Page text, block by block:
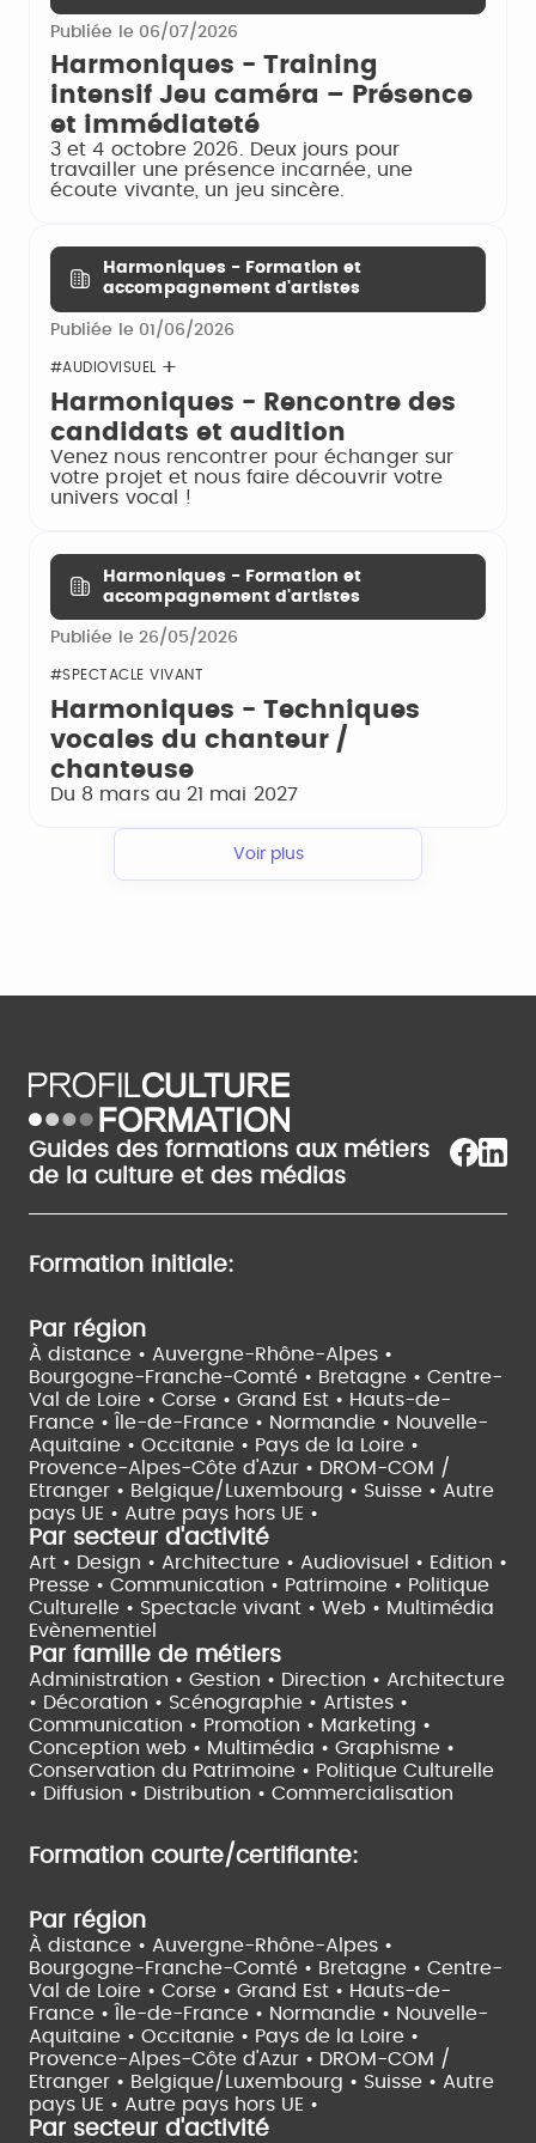
Publiée le 06/07/2026
Harmoniques - Training
intensif Jeu caméra – Présence
et immédiateté
3 et 4 octobre 2026. Deux jours pour
travailler une présence incarnée, une
écoute vivante, un jeu sincère.
Harmoniques - Formation et
accompagnement d'artistes
Publiée le 01/06/2026
#AUDIOVISUEL
Harmoniques - Rencontre des
candidats et audition
Venez nous rencontrer pour échanger sur
votre projet et nous faire découvrir votre
univers vocal !
Harmoniques - Formation et
accompagnement d'artistes
Publiée le 26/05/2026
#SPECTACLE VIVANT
Harmoniques - Techniques
vocales du chanteur /
chanteuse
Du 8 mars au 21 mai 2027
Voir plus
Guides des formations aux métiers
de la culture et des médias
Formation initiale:
Par région
À distance • Auvergne-Rhône-Alpes •
Bourgogne-Franche-Comté • Bretagne • Centre-
Val de Loire • Corse • Grand Est • Hauts-de-
France •
Île-de-France • Normandie • Nouvelle-
Aquitaine • Occitanie • Pays de la Loire •
Provence-Alpes-Côte d'Azur • DROM-COM /
Etranger • Belgique/Luxembourg • Suisse • Autre
pays UE • Autre pays hors UE •
Par secteur d'activité
Art • Design • Architecture • Audiovisuel • Edition •
Presse • Communication • Patrimoine • Politique
Culturelle • Spectacle vivant • Web • Multimédia
Evènementiel
Par famille de métiers
Administration • Gestion • Direction • Architecture
• Décoration • Scénographie • Artistes •
Communication • Promotion • Marketing •
Conception web • Multimédia • Graphisme •
Conservation du Patrimoine • Politique Culturelle
• Diffusion • Distribution • Commercialisation
Formation courte/certifiante:
Par région
À distance • Auvergne-Rhône-Alpes •
Bourgogne-Franche-Comté • Bretagne • Centre-
Val de Loire • Corse • Grand Est • Hauts-de-
France •
Île-de-France • Normandie • Nouvelle-
Aquitaine • Occitanie • Pays de la Loire •
Provence-Alpes-Côte d'Azur • DROM-COM /
Etranger • Belgique/Luxembourg • Suisse • Autre
pays UE • Autre pays hors UE •
Par secteur d'activité